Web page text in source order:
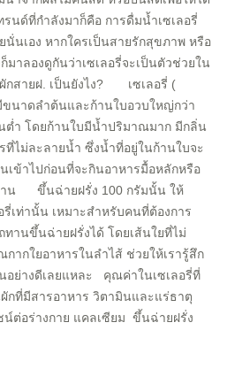
นด์ที่กำลังมาก็คือ การดื่มน้ำเซเลอรี่
นั่นเอง หากใครเป็นสายรักสุขภาพ หรือ
าลองดูกันว่าเซเลอรี่จะเป็นตัวช่วยใน
กสายฝ. เป็นยังไง? เซเลอรี่ (
ขนาดลำต้นและก้านใบอวบใหญ่กว่า
ต่ำ โดยก้านใบมีน้ำปริมาณมาก มีกลิ่น
ที่ไม่ละลายน้ำ ซึ่งน้ำที่อยู่ในก้านใบจะ
เข้าไปก่อนที่จะกินอาหารมื้อหลักหรือ
าน ขึ้นฉ่ายฝรั่ง 100 กรัมนั้น ให้
เท่านั้น เหมาะสำหรับคนที่ต้องการ
านขึ้นฉ่ายฝรั่งได้ โดยเส้นใยที่ไม่
ากใยอาหารในลำไส้ ช่วยให้เรารู้สึก
อย่างดีเลยแหละ คุณค่าในเซเลอรี่ที่
กที่มีสารอาหาร วิตามินและแร่ธาตุ
ต่อร่างกาย แคลเซียม ขึ้นฉ่ายฝรั่ง